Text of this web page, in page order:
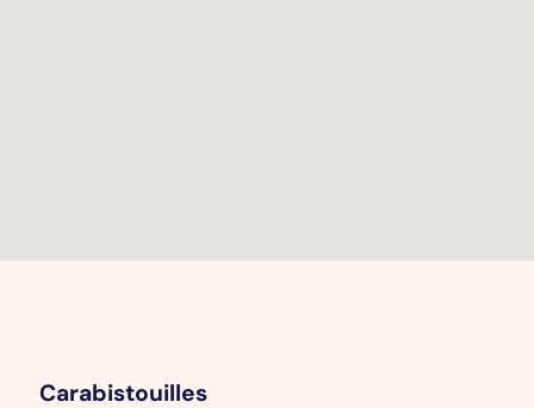
Carabistouilles